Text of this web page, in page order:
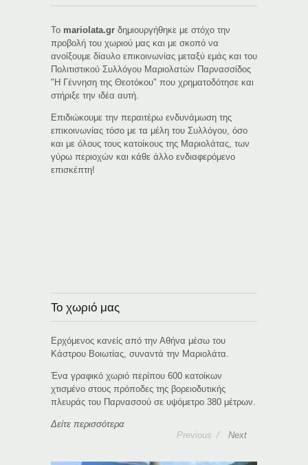
Το mariolata.gr δημιουργήθηκε με στόχο την
προβολή του χωριού μας και με σκοπό να
ανοίξουμε δίαυλο επικοινωνίας μεταξύ εμάς και του
Πολιτιστικού Συλλόγου Μαριολατών Παρνασσίδος
"Η Γέννηση της Θεοτόκου" που χρηματοδότησε και
στήριξε την ιδέα αυτή.
Eπιδιώκουμε την περαιτέρω ενδυνάμωση της
επικοινωνίας τόσο με τα μέλη του Συλλόγου, όσο
και με όλους τους κατοίκους της Μαριολάτας, των
γύρω περιοχών και κάθε άλλο ενδιαφερόμενο
επισκέπτη!
Το χωριό μας
Ερχόμενος κανείς από την Αθήνα μέσω του
Κάστρου Βοιωτίας, συναντά την Μαριολάτα.
Ένα γραφικό χωριό περίπου 600 κατοίκων
χτισμένο στους πρόποδες της βορειοδυτικής
πλευράς του Παρνασσού σε υψόμετρο 380 μέτρων.
Δείτε περισσότερα
Previous Next